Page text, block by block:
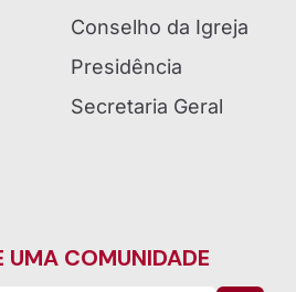
Conselho da Igreja
Presidência
Secretaria Geral
UMA COMUNIDADE